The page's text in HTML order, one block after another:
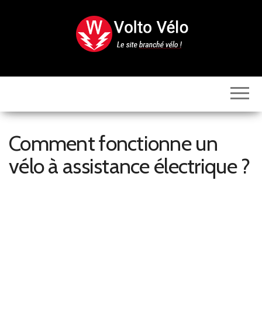
Comment fonctionne un
vélo à assistance électrique ?